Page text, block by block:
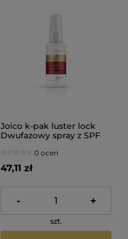
Joico k-pak luster lock
Dwufazowy spray z SPF
włosów farbowanych
50ml
0 ocen
47,11 zł
- +
szt.